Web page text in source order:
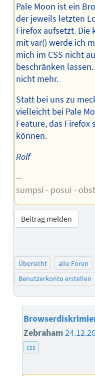
Pale Moon ist ein
der jeweils letzten
Firefox aufsetzt.
mit var() werde ich
mich im CSS nicht
beschränken
nicht mehr.
Statt bei uns zu
vielleicht bei Pale
Feature, das
können.
Rolf
--
sumpsi - posui -
Beitrag melden
Übersicht alle Foren
Benutzerkonto erstellen
Zebraham
css